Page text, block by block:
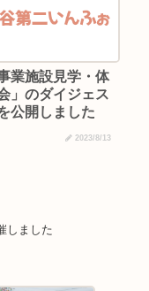
業施設見学・体
」のダイジェス
公開しました
2023/8/13
しました